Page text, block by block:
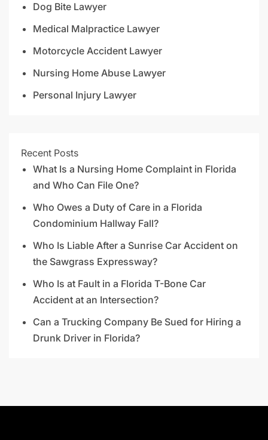
Dog Bite Lawyer
Medical Malpractice Lawyer
Motorcycle Accident Lawyer
Nursing Home Abuse Lawyer
Personal Injury Lawyer
Recent Posts
What Is a Nursing Home Complaint in Florida
and Who Can File One?
Who Owes a Duty of Care in a Florida
Condominium Hallway Fall?
Who Is Liable After a Sunrise Car Accident on
the Sawgrass Expressway?
Who Is at Fault in a Florida T-Bone Car
Accident at an Intersection?
Can a Trucking Company Be Sued for Hiring a
Drunk Driver in Florida?